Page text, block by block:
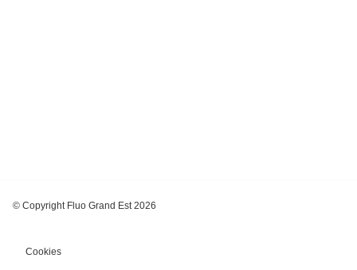
© Copyright Fluo Grand Est 2026
Cookies